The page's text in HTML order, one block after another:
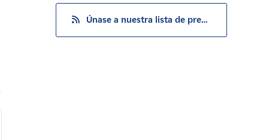
Únase a nuestra lista de prensa